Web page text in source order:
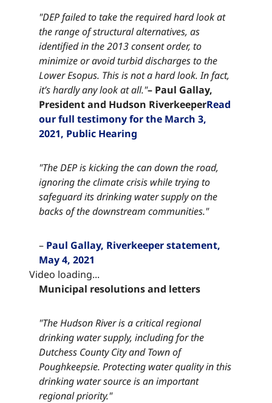
"DEP failed to take the required hard look at
the range of structural alternatives, as
identified in the 2013 consent order, to
minimize or avoid turbid discharges to the
Lower Esopus. This is not a hard look. In fact,
it’s hardly any look at all."​​​​‌ ‍ ​‍​‍‌‍ ‌ ​‍‌‍‍‌‌‍‌ ‌‍‍‌‌‍ ‍​‍​‍​ ‍‍​‍​‍‌ ​ ‌‍​‌‌‍ ‍‌‍‍‌‌ ‌​‌ ‍‌​‍ ‍‌‍‍‌‌‍ ​‍​‍​‍ ​​‍​‍‌‍‍​‌ ​‍‌‍‌‌‌‍‌‍​‍​‍​ ‍‍​‍​‍‌‍‍​‌ ‌​‌ ‌​‌ ​​‌ ​ ​ ‍‍​‍ ​‍ ‌‍​ ‌‍ ‌‌ ​ ​‍ ‍‌‍ ‌‌‍​‌‌‍‍‌‌‍ ‍​‍ ‍​ ​‍​ ​​​ ​‍​ ‌​‌ ​‍‌‍‌‌‌‍‌​‌‍‌‌‌ ​ ‌‍‍‌‌‍‌ ‌‍ ‍​‍ ‍‌ ​‍‌‍‍‌‌ ‌‍‌‍‌‌‌ ​‍‌‍‍ ‌‍‌‌‌‍‌‌‌ ​​‌‍‌‌‌ ​‍​‍ ‍‌‍ ‌ ​‍‌‍‌ ​‍ ‌‍‍‌‌‍ ‍‌ ‌​‌‍‌‌‌‍ ‍‌ ‌​​‍ ‌‍‌‌‌‍‌​‌‍‍‌‌ ‌​​‍ ‌‍ ‌‌‍ ‌‍‌​‌‍‌‌​ ‌‌ ​​‌ ​‍‌‍‌‌‌ ​ ‌‍‌‌‌‍ ‍‌ ‌​‌‍​‌‌ ‌​‌‍‍‌‌‍ ‌‍ ‍​ ‍ ‌‍‍‌‌‍‌​​ ‌​ ‌ ​ ​‌​ ​‌​ ​‌​ ​ ‌‍​‌​ ​​​ ​ ​‍ ‌​ ​‌​ ‌​​ ‌‌‌‍​ ​‍ ‌​ ‌​‌‍​‍​ ‌‌​ ‌ ​‍ ‌‌‍​‍​ ​​​ ‌‍‌‍​ ​‍ ‌​ ​​​ ‌ ​ ‌‌​ ​​​ ‍‌​ ​ ​ ​‍‌‍‌‍​ ​​​ ‍‌​ ​‌‌‍​‌​ ‍ ‌ ‌​‌ ‍‌‌ ​​‌‍‌‌​ ‌‌‍​‌‌ ​‍‌ ‌​‌‍‍‌‌‍​ ‌‍ ​‌‍‌‌​ ‍ ‌ ​​‌‍​‌‌ ‌​‌‍‍​​ ‌‌‍​ ‌‍ ‌‍ ‍‌ ‌​‌‍‌‌‌‍ ‍‌ ‌​​‍‌‌​ ‌‌‌​​‍‌‌ ‌‍‍ ‌‍‌‌‌ ‍‌​‍‌‌​ ​ ‌​‌​​‍‌‌​ ​ ‌​‌​​‍‌‌​ ​‍​ ​‍‌‍​‌​ ‌‍​ ​‌​ ​‌​ ​ ‌‍​‍​ ‌ ‌‍​ ​ ‍​​ ‌​‌‍​ ​ ‌ ​‍‌‌​ ​‍​ ​‍​‍‌‌​ ‌‌‌​‌​​‍ ‍‌‍​ ‌‍‍​‌‍‍‌‌‍ ​‌‍‌​‌ ​‍‌‍‌‌‌‍ ‍​‍‌‌​ ‌‌‌​​‍‌‌ ‌‍‍ ‌‍‌‌‌ ‍‌​‍‌‌​ ​ ‌​‌​​‍‌‌​ ​ ‌​‌​​‍‌‌​ ​‍​ ​‍‌‍​‌​ ‌‍​ ​‌​ ​‌​ ​ ‌‍​‍​ ‌ ‌‍​ ​ ‍​​ ‌​‌‍​ ​ ‌ ​ ​​​‍‌‌​ ​‍​ ​‍​‍‌‌​ ‌‌‌​‌​​‍ ‍‌ ‌​‌‍‌‌‌ ‍​‌ ‌​​ ‌‍​‍‌‍​‌‌ ​ ‌‍‌‌‌‌‌‌‌ ​‍‌‍ ​​ ‌‌‍‍​‌ ‌​‌ ‌​‌ ​​‌ ​ ​‍‌‌​ ​ ‌​​‌​‍‌‌​ ​‍‌​‌‍​‍‌‌​ ​‍‌​‌‍‌‍​ ‌‍ ‌‌ ​ ​‍ ‍‌‍ ‌‌‍​‌‌‍‍‌‌‍ ‍​‍ ‍​ ​‍​ ​​​ ​‍​ ‌​‌ ​‍‌‍‌‌‌‍‌​‌‍‌‌‌ ​ ‌‍‍‌‌‍‌ ‌‍ ‍​‍ ‍‌ ​‍‌‍‍‌‌ ‌‍‌‍‌‌‌ ​‍‌‍‍ ‌‍‌‌‌‍‌‌‌ ​​‌‍‌‌‌ ​‍​‍ ‍‌‍ ‌ ​‍‌‍‌ ​‍‌‍‌‍‍‌‌‍‌​​ ‌​ ‌ ​ ​‌​ ​‌​ ​‌​ ​ ‌‍​‌​ ​​​ ​ ​‍ ‌​ ​‌​ ‌​​ ‌‌‌‍​ ​‍ ‌​ ‌​‌‍​‍​ ‌‌​ ‌ ​‍ ‌‌‍​‍​ ​​​ ‌‍‌‍​ ​‍ ‌​ ​​​ ‌ ​ ‌‌​ ​​​ ‍‌​ ​ ​ ​‍‌‍‌‍​ ​​​ ‍‌​ ​‌‌‍​‌​‍‌‍‌ ‌​‌ ‍‌‌ ​​‌‍‌‌​ ‌‌‍​‌‌ ​‍‌ ‌​‌‍‍‌‌‍​ ‌‍ ​‌‍‌‌​‍‌‍‌ ​​‌‍​‌‌ ‌​‌‍‍​​ ‌‌‍​ ‌‍ ‌‍ ‍‌ ‌​‌‍‌‌‌‍ ‍‌ ‌​​‍‌‌​ ‌‌‌​​‍‌‌ ‌‍‍ ‌‍‌‌‌ ‍‌​‍‌‌​ ​ ‌​‌​​‍‌‌​ ​ ‌​‌​​‍‌‌​ ​‍​ ​‍‌‍​‌​ ‌‍​ ​‌​ ​‌​ ​ ‌‍​‍​ ‌ ‌‍​ ​ ‍​​ ‌​‌‍​ ​ ‌ ​‍‌‌​ ​‍​ ​‍​‍‌‌​ ‌‌‌​‌​​‍ ‍‌‍​ ‌‍‍​‌‍‍‌‌‍ ​‌‍‌​‌ ​‍‌‍‌‌‌‍ ‍​‍‌‌​ ‌‌‌​​‍‌‌ ‌‍‍ ‌‍‌‌‌ ‍‌​‍‌‌​ ​ ‌​‌​​‍‌‌​ ​ ‌​‌​​‍‌‌​ ​‍​ ​‍‌‍​‌​ ‌‍​ ​‌​ ​‌​ ​ ‌‍​‍​ ‌ ‌‍​ ​ ‍​​ ‌​‌‍​ ​ ‌ ​ ​​​‍‌‌​ ​‍​ ​‍​‍‌‌​ ‌‌‌​‌​​‍ ‍‌ ‌​‌‍‌‌‌ ‍​‌ ‌​​‍‌‍‌ ​​‌‍‌‌‌ ​‍‌ ​ ‌ ​​‌‍‌‌‌‍​ ‌ ‌​‌‍‍‌‌ ‌‍‌‍‌‌​ ‌‌ ​​‌ ‌‌‌‍​‍‌‍ ​‌‍‍‌‌ ​ ‌‍‍​‌‍‌‌‌‍‌​​‍​‍‌ ‌– Paul Gallay,
President and Hudson Riverkeeper​​​​‌ ‍ ​‍​‍‌‍ ‌ ​‍‌‍‍‌‌‍‌ ‌‍‍‌‌‍ ‍​‍​‍​ ‍‍​‍​‍‌ ​ ‌‍​‌‌‍ ‍‌‍‍‌‌ ‌​‌ ‍‌​‍ ‍‌‍‍‌‌‍ ​‍​‍​‍ ​​‍​‍‌‍‍​‌ ​‍‌‍‌‌‌‍‌‍​‍​‍​ ‍‍​‍​‍‌‍‍​‌ ‌​‌ ‌​‌ ​​‌ ​ ​ ‍‍​‍ ​‍ ‌‍​ ‌‍ ‌‌ ​ ​‍ ‍‌‍ ‌‌‍​‌‌‍‍‌‌‍ ‍​‍ ‍​ ​‍​ ​​​ ​‍​ ‌​‌ ​‍‌‍‌‌‌‍‌​‌‍‌‌‌ ​ ‌‍‍‌‌‍‌ ‌‍ ‍​‍ ‍‌ ​‍‌‍‍‌‌ ‌‍‌‍‌‌‌ ​‍‌‍‍ ‌‍‌‌‌‍‌‌‌ ​​‌‍‌‌‌ ​‍​‍ ‍‌‍ ‌ ​‍‌‍‌ ​‍ ‌‍‍‌‌‍ ‍‌ ‌​‌‍‌‌‌‍ ‍‌ ‌​​‍ ‌‍‌‌‌‍‌​‌‍‍‌‌ ‌​​‍ ‌‍ ‌‌‍ ‌‍‌​‌‍‌‌​ ‌‌ ​​‌ ​‍‌‍‌‌‌ ​ ‌‍‌‌‌‍ ‍‌ ‌​‌‍​‌‌ ‌​‌‍‍‌‌‍ ‌‍ ‍​ ‍ ‌‍‍‌‌‍‌​​ ‌​ ‌ ​ ​‌​ ​‌​ ​‌​ ​ ‌‍​‌​ ​​​ ​ ​‍ ‌​ ​‌​ ‌​​ ‌‌‌‍​ ​‍ ‌​ ‌​‌‍​‍​ ‌‌​ ‌ ​‍ ‌‌‍​‍​ ​​​ ‌‍‌‍​ ​‍ ‌​ ​​​ ‌ ​ ‌‌​ ​​​ ‍‌​ ​ ​ ​‍‌‍‌‍​ ​​​ ‍‌​ ​‌‌‍​‌​ ‍ ‌ ‌​‌ ‍‌‌ ​​‌‍‌‌​ ‌‌‍​‌‌ ​‍‌ ‌​‌‍‍‌‌‍​ ‌‍ ​‌‍‌‌​ ‍ ‌ ​​‌‍​‌‌ ‌​‌‍‍​​ ‌‌‍​ ‌‍ ‌‍ ‍‌ ‌​‌‍‌‌‌‍ ‍‌ ‌​​‍‌‌​ ‌‌‌​​‍‌‌ ‌‍‍ ‌‍‌‌‌ ‍‌​‍‌‌​ ​ ‌​‌​​‍‌‌​ ​ ‌​‌​​‍‌‌​ ​‍​ ​‍‌‍​‌​ ‌‍​ ​‌​ ​‌​ ​ ‌‍​‍​ ‌ ‌‍​ ​ ‍​​ ‌​‌‍​ ​ ‌ ​‍‌‌​ ​‍​ ​‍​‍‌‌​ ‌‌‌​‌​​‍ ‍‌‍​ ‌‍‍​‌‍‍‌‌‍ ​‌‍‌​‌ ​‍‌‍‌‌‌‍ ‍​‍‌‌​ ‌‌‌​​‍‌‌ ‌‍‍ ‌‍‌‌‌ ‍‌​‍‌‌​ ​ ‌​‌​​‍‌‌​ ​ ‌​‌​​‍‌‌​ ​‍​ ​‍‌‍​‌​ ‌‍​ ​‌​ ​‌​ ​ ‌‍​‍​ ‌ ‌‍​ ​ ‍​​ ‌​‌‍​ ​ ‌ ​ ​‌​‍‌‌​ ​‍​ ​‍​‍‌‌​ ‌‌‌​‌​​‍ ‍‌ ‌​‌‍‌‌‌ ‍​‌ ‌​​ ‌‍​‍‌‍​‌‌ ​ ‌‍‌‌‌‌‌‌‌ ​‍‌‍ ​​ ‌‌‍‍​‌ ‌​‌ ‌​‌ ​​‌ ​ ​‍‌‌​ ​ ‌​​‌​‍‌‌​ ​‍‌​‌‍​‍‌‌​ ​‍‌​‌‍‌‍​ ‌‍ ‌‌ ​ ​‍ ‍‌‍ ‌‌‍​‌‌‍‍‌‌‍ ‍​‍ ‍​ ​‍​ ​​​ ​‍​ ‌​‌ ​‍‌‍‌‌‌‍‌​‌‍‌‌‌ ​ ‌‍‍‌‌‍‌ ‌‍ ‍​‍ ‍‌ ​‍‌‍‍‌‌ ‌‍‌‍‌‌‌ ​‍‌‍‍ ‌‍‌‌‌‍‌‌‌ ​​‌‍‌‌‌ ​‍​‍ ‍‌‍ ‌ ​‍‌‍‌ ​‍‌‍‌‍‍‌‌‍‌​​ ‌​ ‌ ​ ​‌​ ​‌​ ​‌​ ​ ‌‍​‌​ ​​​ ​ ​‍ ‌​ ​‌​ ‌​​ ‌‌‌‍​ ​‍ ‌​ ‌​‌‍​‍​ ‌‌​ ‌ ​‍ ‌‌‍​‍​ ​​​ ‌‍‌‍​ ​‍ ‌​ ​​​ ‌ ​ ‌‌​ ​​​ ‍‌​ ​ ​ ​‍‌‍‌‍​ ​​​ ‍‌​ ​‌‌‍​‌​‍‌‍‌ ‌​‌ ‍‌‌ ​​‌‍‌‌​ ‌‌‍​‌‌ ​‍‌ ‌​‌‍‍‌‌‍​ ‌‍ ​‌‍‌‌​‍‌‍‌ ​​‌‍​‌‌ ‌​‌‍‍​​ ‌‌‍​ ‌‍ ‌‍ ‍‌ ‌​‌‍‌‌‌‍ ‍‌ ‌​​‍‌‌​ ‌‌‌​​‍‌‌ ‌‍‍ ‌‍‌‌‌ ‍‌​‍‌‌​ ​ ‌​‌​​‍‌‌​ ​ ‌​‌​​‍‌‌​ ​‍​ ​‍‌‍​‌​ ‌‍​ ​‌​ ​‌​ ​ ‌‍​‍​ ‌ ‌‍​ ​ ‍​​ ‌​‌‍​ ​ ‌ ​‍‌‌​ ​‍​ ​‍​‍‌‌​ ‌‌‌​‌​​‍ ‍‌‍​ ‌‍‍​‌‍‍‌‌‍ ​‌‍‌​‌ ​‍‌‍‌‌‌‍ ‍​‍‌‌​ ‌‌‌​​‍‌‌ ‌‍‍ ‌‍‌‌‌ ‍‌​‍‌‌​ ​ ‌​‌​​‍‌‌​ ​ ‌​‌​​‍‌‌​ ​‍​ ​‍‌‍​‌​ ‌‍​ ​‌​ ​‌​ ​ ‌‍​‍​ ‌ ‌‍​ ​ ‍​​ ‌​‌‍​ ​ ‌ ​ ​‌​‍‌‌​ ​‍​ ​‍​‍‌‌​ ‌‌‌​‌​​‍ ‍‌ ‌​‌‍‌‌‌ ‍​‌ ‌​​‍‌‍‌ ​​‌‍‌‌‌ ​‍‌ ​ ‌ ​​‌‍‌‌‌‍​ ‌ ‌​‌‍‍‌‌ ‌‍‌‍‌‌​ ‌‌ ​​‌ ‌‌‌‍​‍‌‍ ​‌‍‍‌‌ ​ ‌‍‍​‌‍‌‌‌‍‌​​‍​‍‌ ‌Read
our full testimony for the March 3,
2021, Public Hearing​​​​‌ ‍ ​‍​‍‌‍ ‌ ​‍‌‍‍‌‌‍‌ ‌‍‍‌‌‍ ‍​‍​‍​ ‍‍​‍​‍‌ ​ ‌‍​‌‌‍ ‍‌‍‍‌‌ ‌​‌ ‍‌​‍ ‍‌‍‍‌‌‍ ​‍​‍​‍ ​​‍​‍‌‍‍​‌ ​‍‌‍‌‌‌‍‌‍​‍​‍​ ‍‍​‍​‍‌‍‍​‌ ‌​‌ ‌​‌ ​​‌ ​ ​ ‍‍​‍ ​‍ ‌‍​ ‌‍ ‌‌ ​ ​‍ ‍‌‍ ‌‌‍​‌‌‍‍‌‌‍ ‍​‍ ‍​ ​‍​ ​​​ ​‍​ ‌​‌ ​‍‌‍‌‌‌‍‌​‌‍‌‌‌ ​ ‌‍‍‌‌‍‌ ‌‍ ‍​‍ ‍‌ ​‍‌‍‍‌‌ ‌‍‌‍‌‌‌ ​‍‌‍‍ ‌‍‌‌‌‍‌‌‌ ​​‌‍‌‌‌ ​‍​‍ ‍‌‍ ‌ ​‍‌‍‌ ​‍ ‌‍‍‌‌‍ ‍‌ ‌​‌‍‌‌‌‍ ‍‌ ‌​​‍ ‌‍‌‌‌‍‌​‌‍‍‌‌ ‌​​‍ ‌‍ ‌‌‍ ‌‍‌​‌‍‌‌​ ‌‌ ​​‌ ​‍‌‍‌‌‌ ​ ‌‍‌‌‌‍ ‍‌ ‌​‌‍​‌‌ ‌​‌‍‍‌‌‍ ‌‍ ‍​ ‍ ‌‍‍‌‌‍‌​​ ‌​ ‌ ​ ​‌​ ​‌​ ​‌​ ​ ‌‍​‌​ ​​​ ​ ​‍ ‌​ ​‌​ ‌​​ ‌‌‌‍​ ​‍ ‌​ ‌​‌‍​‍​ ‌‌​ ‌ ​‍ ‌‌‍​‍​ ​​​ ‌‍‌‍​ ​‍ ‌​ ​​​ ‌ ​ ‌‌​ ​​​ ‍‌​ ​ ​ ​‍‌‍‌‍​ ​​​ ‍‌​ ​‌‌‍​‌​ ‍ ‌ ‌​‌ ‍‌‌ ​​‌‍‌‌​ ‌‌‍​‌‌ ​‍‌ ‌​‌‍‍‌‌‍​ ‌‍ ​‌‍‌‌​ ‍ ‌ ​​‌‍​‌‌ ‌​‌‍‍​​ ‌‌‍​ ‌‍ ‌‍ ‍‌ ‌​‌‍‌‌‌‍ ‍‌ ‌​​‍‌‌​ ‌‌‌​​‍‌‌ ‌‍‍ ‌‍‌‌‌ ‍‌​‍‌‌​ ​ ‌​‌​​‍‌‌​ ​ ‌​‌​​‍‌‌​ ​‍​ ​‍‌‍​‌​ ‌‍​ ​‌​ ​‌​ ​ ‌‍​‍​ ‌ ‌‍​ ​ ‍​​ ‌​‌‍​ ​ ‌ ​‍‌‌​ ​‍​ ​‍​‍‌‌​ ‌‌‌​‌​​‍ ‍‌‍​ ‌‍‍​‌‍‍‌‌‍ ​‌‍‌​‌ ​‍‌‍‌‌‌‍ ‍​‍‌‌​ ‌‌‌​​‍‌‌ ‌‍‍ ‌‍‌‌‌ ‍‌​‍‌‌​ ​ ‌​‌​​‍‌‌​ ​ ‌​‌​​‍‌‌​ ​‍​ ​‍‌‍​‌​ ‌‍​ ​‌​ ​‌​ ​ ‌‍​‍​ ‌ ‌‍​ ​ ‍​​ ‌​‌‍​ ​ ‌ ​ ​‍​‍‌‌​ ​‍​ ​‍​‍‌‌​ ‌‌‌​‌​​‍ ‍‌ ‌​‌‍‌‌‌ ‍​‌ ‌​​ ‌‍​‍‌‍​‌‌ ​ ‌‍‌‌‌‌‌‌‌ ​‍‌‍ ​​ ‌‌‍‍​‌ ‌​‌ ‌​‌ ​​‌ ​ ​‍‌‌​ ​ ‌​​‌​‍‌‌​ ​‍‌​‌‍​‍‌‌​ ​‍‌​‌‍‌‍​ ‌‍ ‌‌ ​ ​‍ ‍‌‍ ‌‌‍​‌‌‍‍‌‌‍ ‍​‍ ‍​ ​‍​ ​​​ ​‍​ ‌​‌ ​‍‌‍‌‌‌‍‌​‌‍‌‌‌ ​ ‌‍‍‌‌‍‌ ‌‍ ‍​‍ ‍‌ ​‍‌‍‍‌‌ ‌‍‌‍‌‌‌ ​‍‌‍‍ ‌‍‌‌‌‍‌‌‌ ​​‌‍‌‌‌ ​‍​‍ ‍‌‍ ‌ ​‍‌‍‌ ​‍‌‍‌‍‍‌‌‍‌​​ ‌​ ‌ ​ ​‌​ ​‌​ ​‌​ ​ ‌‍​‌​ ​​​ ​ ​‍ ‌​ ​‌​ ‌​​ ‌‌‌‍​ ​‍ ‌​ ‌​‌‍​‍​ ‌‌​ ‌ ​‍ ‌‌‍​‍​ ​​​ ‌‍‌‍​ ​‍ ‌​ ​​​ ‌ ​ ‌‌​ ​​​ ‍‌​ ​ ​ ​‍‌‍‌‍​ ​​​ ‍‌​ ​‌‌‍​‌​‍‌‍‌ ‌​‌ ‍‌‌ ​​‌‍‌‌​ ‌‌‍​‌‌ ​‍‌ ‌​‌‍‍‌‌‍​ ‌‍ ​‌‍‌‌​‍‌‍‌ ​​‌‍​‌‌ ‌​‌‍‍​​ ‌‌‍​ ‌‍ ‌‍ ‍‌ ‌​‌‍‌‌‌‍ ‍‌ ‌​​‍‌‌​ ‌‌‌​​‍‌‌ ‌‍‍ ‌‍‌‌‌ ‍‌​‍‌‌​ ​ ‌​‌​​‍‌‌​ ​ ‌​‌​​‍‌‌​ ​‍​ ​‍‌‍​‌​ ‌‍​ ​‌​ ​‌​ ​ ‌‍​‍​ ‌ ‌‍​ ​ ‍​​ ‌​‌‍​ ​ ‌ ​‍‌‌​ ​‍​ ​‍​‍‌‌​ ‌‌‌​‌​​‍ ‍‌‍​ ‌‍‍​‌‍‍‌‌‍ ​‌‍‌​‌ ​‍‌‍‌‌‌‍ ‍​‍‌‌​ ‌‌‌​​‍‌‌ ‌‍‍ ‌‍‌‌‌ ‍‌​‍‌‌​ ​ ‌​‌​​‍‌‌​ ​ ‌​‌​​‍‌‌​ ​‍​ ​‍‌‍​‌​ ‌‍​ ​‌​ ​‌​ ​ ‌‍​‍​ ‌ ‌‍​ ​ ‍​​ ‌​‌‍​ ​ ‌ ​ ​‍​‍‌‌​ ​‍​ ​‍​‍‌‌​ ‌‌‌​‌​​‍ ‍‌ ‌​‌‍‌‌‌ ‍​‌ ‌​​‍‌‍‌ ​​‌‍‌‌‌ ​‍‌ ​ ‌ ​​‌‍‌‌‌‍​ ‌ ‌​‌‍‍‌‌ ‌‍‌‍‌‌​ ‌‌ ​​‌ ‌‌‌‍​‍‌‍ ​‌‍‍‌‌ ​ ‌‍‍​‌‍‌‌‌‍‌​​‍​‍‌ ‌
"The DEP is kicking the can down the road,
ignoring the climate crisis while trying to
safeguard its drinking water supply on the
backs of the downstream communities."​​​​‌ ‍ ​‍​‍‌‍ ‌ ​‍‌‍‍‌‌‍‌ ‌‍‍‌‌‍ ‍​‍​‍​ ‍‍​‍​‍‌ ​ ‌‍​‌‌‍ ‍‌‍‍‌‌ ‌​‌ ‍‌​‍ ‍‌‍‍‌‌‍ ​‍​‍​‍ ​​‍​‍‌‍‍​‌ ​‍‌‍‌‌‌‍‌‍​‍​‍​ ‍‍​‍​‍‌‍‍​‌ ‌​‌ ‌​‌ ​​‌ ​ ​ ‍‍​‍ ​‍ ‌‍​ ‌‍ ‌‌ ​ ​‍ ‍‌‍ ‌‌‍​‌‌‍‍‌‌‍ ‍​‍ ‍​ ​‍​ ​​​ ​‍​ ‌​‌ ​‍‌‍‌‌‌‍‌​‌‍‌‌‌ ​ ‌‍‍‌‌‍‌ ‌‍ ‍​‍ ‍‌ ​‍‌‍‍‌‌ ‌‍‌‍‌‌‌ ​‍‌‍‍ ‌‍‌‌‌‍‌‌‌ ​​‌‍‌‌‌ ​‍​‍ ‍‌‍ ‌ ​‍‌‍‌ ​‍ ‌‍‍‌‌‍ ‍‌ ‌​‌‍‌‌‌‍ ‍‌ ‌​​‍ ‌‍‌‌‌‍‌​‌‍‍‌‌ ‌​​‍ ‌‍ ‌‌‍ ‌‍‌​‌‍‌‌​ ‌‌ ​​‌ ​‍‌‍‌‌‌ ​ ‌‍‌‌‌‍ ‍‌ ‌​‌‍​‌‌ ‌​‌‍‍‌‌‍ ‌‍ ‍​ ‍ ‌‍‍‌‌‍‌​​ ‌​ ‌ ​ ​‌​ ​‌​ ​‌​ ​ ‌‍​‌​ ​​​ ​ ​‍ ‌​ ​‌​ ‌​​ ‌‌‌‍​ ​‍ ‌​ ‌​‌‍​‍​ ‌‌​ ‌ ​‍ ‌‌‍​‍​ ​​​ ‌‍‌‍​ ​‍ ‌​ ​​​ ‌ ​ ‌‌​ ​​​ ‍‌​ ​ ​ ​‍‌‍‌‍​ ​​​ ‍‌​ ​‌‌‍​‌​ ‍ ‌ ‌​‌ ‍‌‌ ​​‌‍‌‌​ ‌‌‍​‌‌ ​‍‌ ‌​‌‍‍‌‌‍​ ‌‍ ​‌‍‌‌​ ‍ ‌ ​​‌‍​‌‌ ‌​‌‍‍​​ ‌‌‍​ ‌‍ ‌‍ ‍‌ ‌​‌‍‌‌‌‍ ‍‌ ‌​​‍‌‌​ ‌‌‌​​‍‌‌ ‌‍‍ ‌‍‌‌‌ ‍‌​‍‌‌​ ​ ‌​‌​​‍‌‌​ ​ ‌​‌​​‍‌‌​ ​‍​ ​‍‌‍‌​‌‍‌‍​ ​‌​ ‌‍​ ‌ ​ ​​‌‍​ ‌‍‌‍​ ​ ​ ​ ‌‍‌‌​ ‌‍​‍‌‌​ ​‍​ ​‍​‍‌‌​ ‌‌‌​‌​​‍ ‍‌‍​ ‌‍‍​‌‍‍‌‌‍ ​‌‍‌​‌ ​‍‌‍‌‌‌‍ ‍​‍‌‌​ ‌‌‌​​‍‌‌ ‌‍‍ ‌‍‌‌‌ ‍‌​‍‌‌​ ​ ‌​‌​​‍‌‌​ ​ ‌​‌​​‍‌‌​ ​‍​ ​‍‌‍‌​‌‍‌‍​ ​‌​ ‌‍​ ‌ ​ ​​‌‍​ ‌‍‌‍​ ​ ​ ​ ‌‍‌‌​ ‌‍​ ​​​‍‌‌​ ​‍​ ​‍​‍‌‌​ ‌‌‌​‌​​‍ ‍‌ ‌​‌‍‌‌‌ ‍​‌ ‌​​ ‌‍​‍‌‍​‌‌ ​ ‌‍‌‌‌‌‌‌‌ ​‍‌‍ ​​ ‌‌‍‍​‌ ‌​‌ ‌​‌ ​​‌ ​ ​‍‌‌​ ​ ‌​​‌​‍‌‌​ ​‍‌​‌‍​‍‌‌​ ​‍‌​‌‍‌‍​ ‌‍ ‌‌ ​ ​‍ ‍‌‍ ‌‌‍​‌‌‍‍‌‌‍ ‍​‍ ‍​ ​‍​ ​​​ ​‍​ ‌​‌ ​‍‌‍‌‌‌‍‌​‌‍‌‌‌ ​ ‌‍‍‌‌‍‌ ‌‍ ‍​‍ ‍‌ ​‍‌‍‍‌‌ ‌‍‌‍‌‌‌ ​‍‌‍‍ ‌‍‌‌‌‍‌‌‌ ​​‌‍‌‌‌ ​‍​‍ ‍‌‍ ‌ ​‍‌‍‌ ​‍‌‍‌‍‍‌‌‍‌​​ ‌​ ‌ ​ ​‌​ ​‌​ ​‌​ ​ ‌‍​‌​ ​​​ ​ ​‍ ‌​ ​‌​ ‌​​ ‌‌‌‍​ ​‍ ‌​ ‌​‌‍​‍​ ‌‌​ ‌ ​‍ ‌‌‍​‍​ ​​​ ‌‍‌‍​ ​‍ ‌​ ​​​ ‌ ​ ‌‌​ ​​​ ‍‌​ ​ ​ ​‍‌‍‌‍​ ​​​ ‍‌​ ​‌‌‍​‌​‍‌‍‌ ‌​‌ ‍‌‌ ​​‌‍‌‌​ ‌‌‍​‌‌ ​‍‌ ‌​‌‍‍‌‌‍​ ‌‍ ​‌‍‌‌​‍‌‍‌ ​​‌‍​‌‌ ‌​‌‍‍​​ ‌‌‍​ ‌‍ ‌‍ ‍‌ ‌​‌‍‌‌‌‍ ‍‌ ‌​​‍‌‌​ ‌‌‌​​‍‌‌ ‌‍‍ ‌‍‌‌‌ ‍‌​‍‌‌​ ​ ‌​‌​​‍‌‌​ ​ ‌​‌​​‍‌‌​ ​‍​ ​‍‌‍‌​‌‍‌‍​ ​‌​ ‌‍​ ‌ ​ ​​‌‍​ ‌‍‌‍​ ​ ​ ​ ‌‍‌‌​ ‌‍​‍‌‌​ ​‍​ ​‍​‍‌‌​ ‌‌‌​‌​​‍ ‍‌‍​ ‌‍‍​‌‍‍‌‌‍ ​‌‍‌​‌ ​‍‌‍‌‌‌‍ ‍​‍‌‌​ ‌‌‌​​‍‌‌ ‌‍‍ ‌‍‌‌‌ ‍‌​‍‌‌​ ​ ‌​‌​​‍‌‌​ ​ ‌​‌​​‍‌‌​ ​‍​ ​‍‌‍‌​‌‍‌‍​ ​‌​ ‌‍​ ‌ ​ ​​‌‍​ ‌‍‌‍​ ​ ​ ​ ‌‍‌‌​ ‌‍​ ​​​‍‌‌​ ​‍​ ​‍​‍‌‌​ ‌‌‌​‌​​‍ ‍‌ ‌​‌‍‌‌‌ ‍​‌ ‌​​‍‌‍‌ ​​‌‍‌‌‌ ​‍‌ ​ ‌ ​​‌‍‌‌‌‍​ ‌ ‌​‌‍‍‌‌ ‌‍‌‍‌‌​ ‌‌ ​​‌ ‌‌‌‍​‍‌‍ ​‌‍‍‌‌ ​ ‌‍‍​‌‍‌‌‌‍‌​​‍​‍‌ ‌
– ​​​​‌ ‍ ​‍​‍‌‍ ‌ ​‍‌‍‍‌‌‍‌ ‌‍‍‌‌‍ ‍​‍​‍​ ‍‍​‍​‍‌ ​ ‌‍​‌‌‍ ‍‌‍‍‌‌ ‌​‌ ‍‌​‍ ‍‌‍‍‌‌‍ ​‍​‍​‍ ​​‍​‍‌‍‍​‌ ​‍‌‍‌‌‌‍‌‍​‍​‍​ ‍‍​‍​‍‌‍‍​‌ ‌​‌ ‌​‌ ​​‌ ​ ​ ‍‍​‍ ​‍ ‌‍​ ‌‍ ‌‌ ​ ​‍ ‍‌‍ ‌‌‍​‌‌‍‍‌‌‍ ‍​‍ ‍​ ​‍​ ​​​ ​‍​ ‌​‌ ​‍‌‍‌‌‌‍‌​‌‍‌‌‌ ​ ‌‍‍‌‌‍‌ ‌‍ ‍​‍ ‍‌ ​‍‌‍‍‌‌ ‌‍‌‍‌‌‌ ​‍‌‍‍ ‌‍‌‌‌‍‌‌‌ ​​‌‍‌‌‌ ​‍​‍ ‍‌‍ ‌ ​‍‌‍‌ ​‍ ‌‍‍‌‌‍ ‍‌ ‌​‌‍‌‌‌‍ ‍‌ ‌​​‍ ‌‍‌‌‌‍‌​‌‍‍‌‌ ‌​​‍ ‌‍ ‌‌‍ ‌‍‌​‌‍‌‌​ ‌‌ ​​‌ ​‍‌‍‌‌‌ ​ ‌‍‌‌‌‍ ‍‌ ‌​‌‍​‌‌ ‌​‌‍‍‌‌‍ ‌‍ ‍​ ‍ ‌‍‍‌‌‍‌​​ ‌​ ‌ ​ ​‌​ ​‌​ ​‌​ ​ ‌‍​‌​ ​​​ ​ ​‍ ‌​ ​‌​ ‌​​ ‌‌‌‍​ ​‍ ‌​ ‌​‌‍​‍​ ‌‌​ ‌ ​‍ ‌‌‍​‍​ ​​​ ‌‍‌‍​ ​‍ ‌​ ​​​ ‌ ​ ‌‌​ ​​​ ‍‌​ ​ ​ ​‍‌‍‌‍​ ​​​ ‍‌​ ​‌‌‍​‌​ ‍ ‌ ‌​‌ ‍‌‌ ​​‌‍‌‌​ ‌‌‍​‌‌ ​‍‌ ‌​‌‍‍‌‌‍​ ‌‍ ​‌‍‌‌​ ‍ ‌ ​​‌‍​‌‌ ‌​‌‍‍​​ ‌‌‍​ ‌‍ ‌‍ ‍‌ ‌​‌‍‌‌‌‍ ‍‌ ‌​​‍‌‌​ ‌‌‌​​‍‌‌ ‌‍‍ ‌‍‌‌‌ ‍‌​‍‌‌​ ​ ‌​‌​​‍‌‌​ ​ ‌​‌​​‍‌‌​ ​‍​ ​‍‌‍‌‍‌‍​ ​ ‌​​ ‍‌‌‍‌‍​ ​​​ ‌ ​ ​ ​ ‌​​ ‌‌‌‍‌‌‌‍​‍​‍‌‌​ ​‍​ ​‍​‍‌‌​ ‌‌‌​‌​​‍ ‍‌‍​ ‌‍‍​‌‍‍‌‌‍ ​‌‍‌​‌ ​‍‌‍‌‌‌‍ ‍​‍‌‌​ ‌‌‌​​‍‌‌ ‌‍‍ ‌‍‌‌‌ ‍‌​‍‌‌​ ​ ‌​‌​​‍‌‌​ ​ ‌​‌​​‍‌‌​ ​‍​ ​‍‌‍‌‍‌‍​ ​ ‌​​ ‍‌‌‍‌‍​ ​​​ ‌ ​ ​ ​ ‌​​ ‌‌‌‍‌‌‌‍​‍​ ​​​‍‌‌​ ​‍​ ​‍​‍‌‌​ ‌‌‌​‌​​‍ ‍‌ ‌​‌‍‌‌‌ ‍​‌ ‌​​ ‌‍​‍‌‍​‌‌ ​ ‌‍‌‌‌‌‌‌‌ ​‍‌‍ ​​ ‌‌‍‍​‌ ‌​‌ ‌​‌ ​​‌ ​ ​‍‌‌​ ​ ‌​​‌​‍‌‌​ ​‍‌​‌‍​‍‌‌​ ​‍‌​‌‍‌‍​ ‌‍ ‌‌ ​ ​‍ ‍‌‍ ‌‌‍​‌‌‍‍‌‌‍ ‍​‍ ‍​ ​‍​ ​​​ ​‍​ ‌​‌ ​‍‌‍‌‌‌‍‌​‌‍‌‌‌ ​ ‌‍‍‌‌‍‌ ‌‍ ‍​‍ ‍‌ ​‍‌‍‍‌‌ ‌‍‌‍‌‌‌ ​‍‌‍‍ ‌‍‌‌‌‍‌‌‌ ​​‌‍‌‌‌ ​‍​‍ ‍‌‍ ‌ ​‍‌‍‌ ​‍‌‍‌‍‍‌‌‍‌​​ ‌​ ‌ ​ ​‌​ ​‌​ ​‌​ ​ ‌‍​‌​ ​​​ ​ ​‍ ‌​ ​‌​ ‌​​ ‌‌‌‍​ ​‍ ‌​ ‌​‌‍​‍​ ‌‌​ ‌ ​‍ ‌‌‍​‍​ ​​​ ‌‍‌‍​ ​‍ ‌​ ​​​ ‌ ​ ‌‌​ ​​​ ‍‌​ ​ ​ ​‍‌‍‌‍​ ​​​ ‍‌​ ​‌‌‍​‌​‍‌‍‌ ‌​‌ ‍‌‌ ​​‌‍‌‌​ ‌‌‍​‌‌ ​‍‌ ‌​‌‍‍‌‌‍​ ‌‍ ​‌‍‌‌​‍‌‍‌ ​​‌‍​‌‌ ‌​‌‍‍​​ ‌‌‍​ ‌‍ ‌‍ ‍‌ ‌​‌‍‌‌‌‍ ‍‌ ‌​​‍‌‌​ ‌‌‌​​‍‌‌ ‌‍‍ ‌‍‌‌‌ ‍‌​‍‌‌​ ​ ‌​‌​​‍‌‌​ ​ ‌​‌​​‍‌‌​ ​‍​ ​‍‌‍‌‍‌‍​ ​ ‌​​ ‍‌‌‍‌‍​ ​​​ ‌ ​ ​ ​ ‌​​ ‌‌‌‍‌‌‌‍​‍​‍‌‌​ ​‍​ ​‍​‍‌‌​ ‌‌‌​‌​​‍ ‍‌‍​ ‌‍‍​‌‍‍‌‌‍ ​‌‍‌​‌ ​‍‌‍‌‌‌‍ ‍​‍‌‌​ ‌‌‌​​‍‌‌ ‌‍‍ ‌‍‌‌‌ ‍‌​‍‌‌​ ​ ‌​‌​​‍‌‌​ ​ ‌​‌​​‍‌‌​ ​‍​ ​‍‌‍‌‍‌‍​ ​ ‌​​ ‍‌‌‍‌‍​ ​​​ ‌ ​ ​ ​ ‌​​ ‌‌‌‍‌‌‌‍​‍​ ​​​‍‌‌​ ​‍​ ​‍​‍‌‌​ ‌‌‌​‌​​‍ ‍‌ ‌​‌‍‌‌‌ ‍​‌ ‌​​‍‌‍‌ ​​‌‍‌‌‌ ​‍‌ ​ ‌ ​​‌‍‌‌‌‍​ ‌ ‌​‌‍‍‌‌ ‌‍‌‍‌‌​ ‌‌ ​​‌ ‌‌‌‍​‍‌‍ ​‌‍‍‌‌ ​ ‌‍‍​‌‍‌‌‌‍‌​​‍​‍‌ ‌ Paul Gallay, Riverkeeper statement,
May 4, 2021​​​​‌ ‍ ​‍​‍‌‍ ‌ ​‍‌‍‍‌‌‍‌ ‌‍‍‌‌‍ ‍​‍​‍​ ‍‍​‍​‍‌ ​ ‌‍​‌‌‍ ‍‌‍‍‌‌ ‌​‌ ‍‌​‍ ‍‌‍‍‌‌‍ ​‍​‍​‍ ​​‍​‍‌‍‍​‌ ​‍‌‍‌‌‌‍‌‍​‍​‍​ ‍‍​‍​‍‌‍‍​‌ ‌​‌ ‌​‌ ​​‌ ​ ​ ‍‍​‍ ​‍ ‌‍​ ‌‍ ‌‌ ​ ​‍ ‍‌‍ ‌‌‍​‌‌‍‍‌‌‍ ‍​‍ ‍​ ​‍​ ​​​ ​‍​ ‌​‌ ​‍‌‍‌‌‌‍‌​‌‍‌‌‌ ​ ‌‍‍‌‌‍‌ ‌‍ ‍​‍ ‍‌ ​‍‌‍‍‌‌ ‌‍‌‍‌‌‌ ​‍‌‍‍ ‌‍‌‌‌‍‌‌‌ ​​‌‍‌‌‌ ​‍​‍ ‍‌‍ ‌ ​‍‌‍‌ ​‍ ‌‍‍‌‌‍ ‍‌ ‌​‌‍‌‌‌‍ ‍‌ ‌​​‍ ‌‍‌‌‌‍‌​‌‍‍‌‌ ‌​​‍ ‌‍ ‌‌‍ ‌‍‌​‌‍‌‌​ ‌‌ ​​‌ ​‍‌‍‌‌‌ ​ ‌‍‌‌‌‍ ‍‌ ‌​‌‍​‌‌ ‌​‌‍‍‌‌‍ ‌‍ ‍​ ‍ ‌‍‍‌‌‍‌​​ ‌​ ‌ ​ ​‌​ ​‌​ ​‌​ ​ ‌‍​‌​ ​​​ ​ ​‍ ‌​ ​‌​ ‌​​ ‌‌‌‍​ ​‍ ‌​ ‌​‌‍​‍​ ‌‌​ ‌ ​‍ ‌‌‍​‍​ ​​​ ‌‍‌‍​ ​‍ ‌​ ​​​ ‌ ​ ‌‌​ ​​​ ‍‌​ ​ ​ ​‍‌‍‌‍​ ​​​ ‍‌​ ​‌‌‍​‌​ ‍ ‌ ‌​‌ ‍‌‌ ​​‌‍‌‌​ ‌‌‍​‌‌ ​‍‌ ‌​‌‍‍‌‌‍​ ‌‍ ​‌‍‌‌​ ‍ ‌ ​​‌‍​‌‌ ‌​‌‍‍​​ ‌‌‍​ ‌‍ ‌‍ ‍‌ ‌​‌‍‌‌‌‍ ‍‌ ‌​​‍‌‌​ ‌‌‌​​‍‌‌ ‌‍‍ ‌‍‌‌‌ ‍‌​‍‌‌​ ​ ‌​‌​​‍‌‌​ ​ ‌​‌​​‍‌‌​ ​‍​ ​‍‌‍‌‍‌‍​ ​ ‌​​ ‍‌‌‍‌‍​ ​​​ ‌ ​ ​ ​ ‌​​ ‌‌‌‍‌‌‌‍​‍​‍‌‌​ ​‍​ ​‍​‍‌‌​ ‌‌‌​‌​​‍ ‍‌‍​ ‌‍‍​‌‍‍‌‌‍ ​‌‍‌​‌ ​‍‌‍‌‌‌‍ ‍​‍‌‌​ ‌‌‌​​‍‌‌ ‌‍‍ ‌‍‌‌‌ ‍‌​‍‌‌​ ​ ‌​‌​​‍‌‌​ ​ ‌​‌​​‍‌‌​ ​‍​ ​‍‌‍‌‍‌‍​ ​ ‌​​ ‍‌‌‍‌‍​ ​​​ ‌ ​ ​ ​ ‌​​ ‌‌‌‍‌‌‌‍​‍​ ​‌​‍‌‌​ ​‍​ ​‍​‍‌‌​ ‌‌‌​‌​​‍ ‍‌ ‌​‌‍‌‌‌ ‍​‌ ‌​​ ‌‍​‍‌‍​‌‌ ​ ‌‍‌‌‌‌‌‌‌ ​‍‌‍ ​​ ‌‌‍‍​‌ ‌​‌ ‌​‌ ​​‌ ​ ​‍‌‌​ ​ ‌​​‌​‍‌‌​ ​‍‌​‌‍​‍‌‌​ ​‍‌​‌‍‌‍​ ‌‍ ‌‌ ​ ​‍ ‍‌‍ ‌‌‍​‌‌‍‍‌‌‍ ‍​‍ ‍​ ​‍​ ​​​ ​‍​ ‌​‌ ​‍‌‍‌‌‌‍‌​‌‍‌‌‌ ​ ‌‍‍‌‌‍‌ ‌‍ ‍​‍ ‍‌ ​‍‌‍‍‌‌ ‌‍‌‍‌‌‌ ​‍‌‍‍ ‌‍‌‌‌‍‌‌‌ ​​‌‍‌‌‌ ​‍​‍ ‍‌‍ ‌ ​‍‌‍‌ ​‍‌‍‌‍‍‌‌‍‌​​ ‌​ ‌ ​ ​‌​ ​‌​ ​‌​ ​ ‌‍​‌​ ​​​ ​ ​‍ ‌​ ​‌​ ‌​​ ‌‌‌‍​ ​‍ ‌​ ‌​‌‍​‍​ ‌‌​ ‌ ​‍ ‌‌‍​‍​ ​​​ ‌‍‌‍​ ​‍ ‌​ ​​​ ‌ ​ ‌‌​ ​​​ ‍‌​ ​ ​ ​‍‌‍‌‍​ ​​​ ‍‌​ ​‌‌‍​‌​‍‌‍‌ ‌​‌ ‍‌‌ ​​‌‍‌‌​ ‌‌‍​‌‌ ​‍‌ ‌​‌‍‍‌‌‍​ ‌‍ ​‌‍‌‌​‍‌‍‌ ​​‌‍​‌‌ ‌​‌‍‍​​ ‌‌‍​ ‌‍ ‌‍ ‍‌ ‌​‌‍‌‌‌‍ ‍‌ ‌​​‍‌‌​ ‌‌‌​​‍‌‌ ‌‍‍ ‌‍‌‌‌ ‍‌​‍‌‌​ ​ ‌​‌​​‍‌‌​ ​ ‌​‌​​‍‌‌​ ​‍​ ​‍‌‍‌‍‌‍​ ​ ‌​​ ‍‌‌‍‌‍​ ​​​ ‌ ​ ​ ​ ‌​​ ‌‌‌‍‌‌‌‍​‍​‍‌‌​ ​‍​ ​‍​‍‌‌​ ‌‌‌​‌​​‍ ‍‌‍​ ‌‍‍​‌‍‍‌‌‍ ​‌‍‌​‌ ​‍‌‍‌‌‌‍ ‍​‍‌‌​ ‌‌‌​​‍‌‌ ‌‍‍ ‌‍‌‌‌ ‍‌​‍‌‌​ ​ ‌​‌​​‍‌‌​ ​ ‌​‌​​‍‌‌​ ​‍​ ​‍‌‍‌‍‌‍​ ​ ‌​​ ‍‌‌‍‌‍​ ​​​ ‌ ​ ​ ​ ‌​​ ‌‌‌‍‌‌‌‍​‍​ ​‌​‍‌‌​ ​‍​ ​‍​‍‌‌​ ‌‌‌​‌​​‍ ‍‌ ‌​‌‍‌‌‌ ‍​‌ ‌​​‍‌‍‌ ​​‌‍‌‌‌ ​‍‌ ​ ‌ ​​‌‍‌‌‌‍​ ‌ ‌​‌‍‍‌‌ ‌‍‌‍‌‌​ ‌‌ ​​‌ ‌‌‌‍​‍‌‍ ​‌‍‍‌‌ ​ ‌‍‍​‌‍‌‌‌‍‌​​‍​‍‌ ‌
Video loading...
Municipal resolutions and letters​​​​‌ ‍ ​‍​‍‌‍ ‌ ​‍‌‍‍‌‌‍‌ ‌‍‍‌‌‍ ‍​‍​‍​ ‍‍​‍​‍‌ ​ ‌‍​‌‌‍ ‍‌‍‍‌‌ ‌​‌ ‍‌​‍ ‍‌‍‍‌‌‍ ​‍​‍​‍ ​​‍​‍‌‍‍​‌ ​‍‌‍‌‌‌‍‌‍​‍​‍​ ‍‍​‍​‍‌‍‍​‌ ‌​‌ ‌​‌ ​​‌ ​ ​ ‍‍​‍ ​‍ ‌‍​ ‌‍ ‌‌ ​ ​‍ ‍‌‍ ‌‌‍​‌‌‍‍‌‌‍ ‍​‍ ‍​ ​‍​ ​​​ ​‍​ ‌​‌ ​‍‌‍‌‌‌‍‌​‌‍‌‌‌ ​ ‌‍‍‌‌‍‌ ‌‍ ‍​‍ ‍‌ ​‍‌‍‍‌‌ ‌‍‌‍‌‌‌ ​‍‌‍‍ ‌‍‌‌‌‍‌‌‌ ​​‌‍‌‌‌ ​‍​‍ ‍‌‍ ‌ ​‍‌‍‌ ​‍ ‌‍‍‌‌‍ ‍‌ ‌​‌‍‌‌‌‍ ‍‌ ‌​​‍ ‌‍‌‌‌‍‌​‌‍‍‌‌ ‌​​‍ ‌‍ ‌‌‍ ‌‍‌​‌‍‌‌​ ‌‌ ​​‌ ​‍‌‍‌‌‌ ​ ‌‍‌‌‌‍ ‍‌ ‌​‌‍​‌‌ ‌​‌‍‍‌‌‍ ‌‍ ‍​ ‍ ‌‍‍‌‌‍‌​​ ‌​ ‌ ​ ​‌​ ​‌​ ​‌​ ​ ‌‍​‌​ ​​​ ​ ​‍ ‌​ ​‌​ ‌​​ ‌‌‌‍​ ​‍ ‌​ ‌​‌‍​‍​ ‌‌​ ‌ ​‍ ‌‌‍​‍​ ​​​ ‌‍‌‍​ ​‍ ‌​ ​​​ ‌ ​ ‌‌​ ​​​ ‍‌​ ​ ​ ​‍‌‍‌‍​ ​​​ ‍‌​ ​‌‌‍​‌​ ‍ ‌ ‌​‌ ‍‌‌ ​​‌‍‌‌​ ‌‌‍​‌‌ ​‍‌ ‌​‌‍‍‌‌‍​ ‌‍ ​‌‍‌‌​ ‍ ‌ ​​‌‍​‌‌ ‌​‌‍‍​​ ‌‌‍​ ‌‍ ‌‍ ‍‌ ‌​‌‍‌‌‌‍ ‍‌ ‌​​‍‌‌​ ‌‌‌​​‍‌‌ ‌‍‍ ‌‍‌‌‌ ‍‌​‍‌‌​ ​ ‌​‌​​‍‌‌​ ​ ‌​‌​​‍‌‌​ ​‍​ ​‍​ ​‌‌‍‌‍​ ‌ ​ ‍​​ ‍‌​ ​‍​ ‌‌​ ​‌‌‍‌‍‌‍​ ‌‍‌‍​ ​‌​‍‌‌​ ​‍​ ​‍​‍‌‌​ ‌‌‌​‌​​‍ ‍‌‍​ ‌‍‍​‌‍‍‌‌‍ ​‌‍‌​‌ ​‍‌‍‌‌‌‍ ‍​‍‌‌​ ‌‌‌​​‍‌‌ ‌‍‍ ‌‍‌‌‌ ‍‌​‍‌‌​ ​ ‌​‌​​‍‌‌​ ​ ‌​‌​​‍‌‌​ ​‍​ ​‍​ ​‌‌‍‌‍​ ‌ ​ ‍​​ ‍‌​ ​‍​ ‌‌​ ​‌‌‍‌‍‌‍​ ‌‍‌‍​ ​‌​ ​​​‍‌‌​ ​‍​ ​‍​‍‌‌​ ‌‌‌​‌​​‍ ‍‌ ‌​‌‍‌‌‌ ‍​‌ ‌​​ ‌‍​‍‌‍​‌‌ ​ ‌‍‌‌‌‌‌‌‌ ​‍‌‍ ​​ ‌‌‍‍​‌ ‌​‌ ‌​‌ ​​‌ ​ ​‍‌‌​ ​ ‌​​‌​‍‌‌​ ​‍‌​‌‍​‍‌‌​ ​‍‌​‌‍‌‍​ ‌‍ ‌‌ ​ ​‍ ‍‌‍ ‌‌‍​‌‌‍‍‌‌‍ ‍​‍ ‍​ ​‍​ ​​​ ​‍​ ‌​‌ ​‍‌‍‌‌‌‍‌​‌‍‌‌‌ ​ ‌‍‍‌‌‍‌ ‌‍ ‍​‍ ‍‌ ​‍‌‍‍‌‌ ‌‍‌‍‌‌‌ ​‍‌‍‍ ‌‍‌‌‌‍‌‌‌ ​​‌‍‌‌‌ ​‍​‍ ‍‌‍ ‌ ​‍‌‍‌ ​‍‌‍‌‍‍‌‌‍‌​​ ‌​ ‌ ​ ​‌​ ​‌​ ​‌​ ​ ‌‍​‌​ ​​​ ​ ​‍ ‌​ ​‌​ ‌​​ ‌‌‌‍​ ​‍ ‌​ ‌​‌‍​‍​ ‌‌​ ‌ ​‍ ‌‌‍​‍​ ​​​ ‌‍‌‍​ ​‍ ‌​ ​​​ ‌ ​ ‌‌​ ​​​ ‍‌​ ​ ​ ​‍‌‍‌‍​ ​​​ ‍‌​ ​‌‌‍​‌​‍‌‍‌ ‌​‌ ‍‌‌ ​​‌‍‌‌​ ‌‌‍​‌‌ ​‍‌ ‌​‌‍‍‌‌‍​ ‌‍ ​‌‍‌‌​‍‌‍‌ ​​‌‍​‌‌ ‌​‌‍‍​​ ‌‌‍​ ‌‍ ‌‍ ‍‌ ‌​‌‍‌‌‌‍ ‍‌ ‌​​‍‌‌​ ‌‌‌​​‍‌‌ ‌‍‍ ‌‍‌‌‌ ‍‌​‍‌‌​ ​ ‌​‌​​‍‌‌​ ​ ‌​‌​​‍‌‌​ ​‍​ ​‍​ ​‌‌‍‌‍​ ‌ ​ ‍​​ ‍‌​ ​‍​ ‌‌​ ​‌‌‍‌‍‌‍​ ‌‍‌‍​ ​‌​‍‌‌​ ​‍​ ​‍​‍‌‌​ ‌‌‌​‌​​‍ ‍‌‍​ ‌‍‍​‌‍‍‌‌‍ ​‌‍‌​‌ ​‍‌‍‌‌‌‍ ‍​‍‌‌​ ‌‌‌​​‍‌‌ ‌‍‍ ‌‍‌‌‌ ‍‌​‍‌‌​ ​ ‌​‌​​‍‌‌​ ​ ‌​‌​​‍‌‌​ ​‍​ ​‍​ ​‌‌‍‌‍​ ‌ ​ ‍​​ ‍‌​ ​‍​ ‌‌​ ​‌‌‍‌‍‌‍​ ‌‍‌‍​ ​‌​ ​​​‍‌‌​ ​‍​ ​‍​‍‌‌​ ‌‌‌​‌​​‍ ‍‌ ‌​‌‍‌‌‌ ‍​‌ ‌​​‍‌‍‌ ​​‌‍‌‌‌ ​‍‌ ​ ‌ ​​‌‍‌‌‌‍​ ‌ ‌​‌‍‍‌‌ ‌‍‌‍‌‌​ ‌‌ ​​‌ ‌‌‌‍​‍‌‍ ​‌‍‍‌‌ ​ ‌‍‍​‌‍‌‌‌‍‌​​‍​‍‌ ‌
"The Hudson River is a critical regional
drinking water supply, including for the
Dutchess County City and Town of
Poughkeepsie. Protecting water quality in this
drinking water source is an important
regional priority."​​​​‌ ‍ ​‍​‍‌‍ ‌ ​‍‌‍‍‌‌‍‌ ‌‍‍‌‌‍ ‍​‍​‍​ ‍‍​‍​‍‌ ​ ‌‍​‌‌‍ ‍‌‍‍‌‌ ‌​‌ ‍‌​‍ ‍‌‍‍‌‌‍ ​‍​‍​‍ ​​‍​‍‌‍‍​‌ ​‍‌‍‌‌‌‍‌‍​‍​‍​ ‍‍​‍​‍‌‍‍​‌ ‌​‌ ‌​‌ ​​‌ ​ ​ ‍‍​‍ ​‍ ‌‍​ ‌‍ ‌‌ ​ ​‍ ‍‌‍ ‌‌‍​‌‌‍‍‌‌‍ ‍​‍ ‍​ ​‍​ ​​​ ​‍​ ‌​‌ ​‍‌‍‌‌‌‍‌​‌‍‌‌‌ ​ ‌‍‍‌‌‍‌ ‌‍ ‍​‍ ‍‌ ​‍‌‍‍‌‌ ‌‍‌‍‌‌‌ ​‍‌‍‍ ‌‍‌‌‌‍‌‌‌ ​​‌‍‌‌‌ ​‍​‍ ‍‌‍ ‌ ​‍‌‍‌ ​‍ ‌‍‍‌‌‍ ‍‌ ‌​‌‍‌‌‌‍ ‍‌ ‌​​‍ ‌‍‌‌‌‍‌​‌‍‍‌‌ ‌​​‍ ‌‍ ‌‌‍ ‌‍‌​‌‍‌‌​ ‌‌ ​​‌ ​‍‌‍‌‌‌ ​ ‌‍‌‌‌‍ ‍‌ ‌​‌‍​‌‌ ‌​‌‍‍‌‌‍ ‌‍ ‍​ ‍ ‌‍‍‌‌‍‌​​ ‌​ ‌ ​ ​‌​ ​‌​ ​‌​ ​ ‌‍​‌​ ​​​ ​ ​‍ ‌​ ​‌​ ‌​​ ‌‌‌‍​ ​‍ ‌​ ‌​‌‍​‍​ ‌‌​ ‌ ​‍ ‌‌‍​‍​ ​​​ ‌‍‌‍​ ​‍ ‌​ ​​​ ‌ ​ ‌‌​ ​​​ ‍‌​ ​ ​ ​‍‌‍‌‍​ ​​​ ‍‌​ ​‌‌‍​‌​ ‍ ‌ ‌​‌ ‍‌‌ ​​‌‍‌‌​ ‌‌‍​‌‌ ​‍‌ ‌​‌‍‍‌‌‍​ ‌‍ ​‌‍‌‌​ ‍ ‌ ​​‌‍​‌‌ ‌​‌‍‍​​ ‌‌‍​ ‌‍ ‌‍ ‍‌ ‌​‌‍‌‌‌‍ ‍‌ ‌​​‍‌‌​ ‌‌‌​​‍‌‌ ‌‍‍ ‌‍‌‌‌ ‍‌​‍‌‌​ ​ ‌​‌​​‍‌‌​ ​ ‌​‌​​‍‌‌​ ​‍​ ​‍​ ​‍​ ​ ​ ‌‌​ ​‌​ ​​​ ​ ​ ​‌‌‍‌​‌‍​‍​ ‌ ‌‍‌‌​ ‌‍​‍‌‌​ ​‍​ ​‍​‍‌‌​ ‌‌‌​‌​​‍ ‍‌‍​ ‌‍‍​‌‍‍‌‌‍ ​‌‍‌​‌ ​‍‌‍‌‌‌‍ ‍​‍‌‌​ ‌‌‌​​‍‌‌ ‌‍‍ ‌‍‌‌‌ ‍‌​‍‌‌​ ​ ‌​‌​​‍‌‌​ ​ ‌​‌​​‍‌‌​ ​‍​ ​‍​ ​‍​ ​ ​ ‌‌​ ​‌​ ​​​ ​ ​ ​‌‌‍‌​‌‍​‍​ ‌ ‌‍‌‌​ ‌‍​ ​​​‍‌‌​ ​‍​ ​‍​‍‌‌​ ‌‌‌​‌​​‍ ‍‌ ‌​‌‍‌‌‌ ‍​‌ ‌​​ ‌‍​‍‌‍​‌‌ ​ ‌‍‌‌‌‌‌‌‌ ​‍‌‍ ​​ ‌‌‍‍​‌ ‌​‌ ‌​‌ ​​‌ ​ ​‍‌‌​ ​ ‌​​‌​‍‌‌​ ​‍‌​‌‍​‍‌‌​ ​‍‌​‌‍‌‍​ ‌‍ ‌‌ ​ ​‍ ‍‌‍ ‌‌‍​‌‌‍‍‌‌‍ ‍​‍ ‍​ ​‍​ ​​​ ​‍​ ‌​‌ ​‍‌‍‌‌‌‍‌​‌‍‌‌‌ ​ ‌‍‍‌‌‍‌ ‌‍ ‍​‍ ‍‌ ​‍‌‍‍‌‌ ‌‍‌‍‌‌‌ ​‍‌‍‍ ‌‍‌‌‌‍‌‌‌ ​​‌‍‌‌‌ ​‍​‍ ‍‌‍ ‌ ​‍‌‍‌ ​‍‌‍‌‍‍‌‌‍‌​​ ‌​ ‌ ​ ​‌​ ​‌​ ​‌​ ​ ‌‍​‌​ ​​​ ​ ​‍ ‌​ ​‌​ ‌​​ ‌‌‌‍​ ​‍ ‌​ ‌​‌‍​‍​ ‌‌​ ‌ ​‍ ‌‌‍​‍​ ​​​ ‌‍‌‍​ ​‍ ‌​ ​​​ ‌ ​ ‌‌​ ​​​ ‍‌​ ​ ​ ​‍‌‍‌‍​ ​​​ ‍‌​ ​‌‌‍​‌​‍‌‍‌ ‌​‌ ‍‌‌ ​​‌‍‌‌​ ‌‌‍​‌‌ ​‍‌ ‌​‌‍‍‌‌‍​ ‌‍ ​‌‍‌‌​‍‌‍‌ ​​‌‍​‌‌ ‌​‌‍‍​​ ‌‌‍​ ‌‍ ‌‍ ‍‌ ‌​‌‍‌‌‌‍ ‍‌ ‌​​‍‌‌​ ‌‌‌​​‍‌‌ ‌‍‍ ‌‍‌‌‌ ‍‌​‍‌‌​ ​ ‌​‌​​‍‌‌​ ​ ‌​‌​​‍‌‌​ ​‍​ ​‍​ ​‍​ ​ ​ ‌‌​ ​‌​ ​​​ ​ ​ ​‌‌‍‌​‌‍​‍​ ‌ ‌‍‌‌​ ‌‍​‍‌‌​ ​‍​ ​‍​‍‌‌​ ‌‌‌​‌​​‍ ‍‌‍​ ‌‍‍​‌‍‍‌‌‍ ​‌‍‌​‌ ​‍‌‍‌‌‌‍ ‍​‍‌‌​ ‌‌‌​​‍‌‌ ‌‍‍ ‌‍‌‌‌ ‍‌​‍‌‌​ ​ ‌​‌​​‍‌‌​ ​ ‌​‌​​‍‌‌​ ​‍​ ​‍​ ​‍​ ​ ​ ‌‌​ ​‌​ ​​​ ​ ​ ​‌‌‍‌​‌‍​‍​ ‌ ‌‍‌‌​ ‌‍​ ​​​‍‌‌​ ​‍​ ​‍​‍‌‌​ ‌‌‌​‌​​‍ ‍‌ ‌​‌‍‌‌‌ ‍​‌ ‌​​‍‌‍‌ ​​‌‍‌‌‌ ​‍‌ ​ ‌ ​​‌‍‌‌‌‍​ ‌ ‌​‌‍‍‌‌ ‌‍‌‍‌‌​ ‌‌ ​​‌ ‌‌‌‍​‍‌‍ ​‌‍‍‌‌ ​ ‌‍‍​‌‍‌‌‌‍‌​​‍​‍‌ ‌